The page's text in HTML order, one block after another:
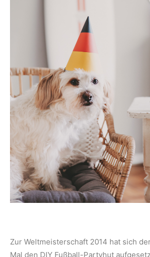
Zur Weltmeisterschaft 2014 hat sich
Mal den DIY Fußball-Partyhut